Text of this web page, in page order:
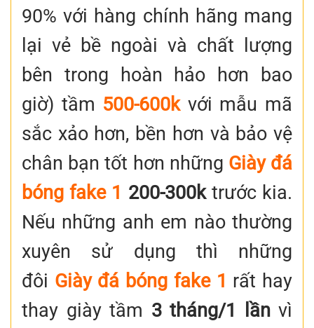
90% với hàng chính hãng mang
lại vẻ bề ngoài và chất lượng
bên trong hoàn hảo hơn bao
giờ) tầm 500-600k với mẫu mã
sắc xảo hơn, bền hơn và bảo vệ
chân bạn tốt hơn những Giày đá
bóng fake 1 200-300k trước kia.
Nếu những anh em nào thường
xuyên sử dụng thì những
đôi Giày đá bóng fake 1 rất hay
thay giày tầm 3 tháng/1 lần vì